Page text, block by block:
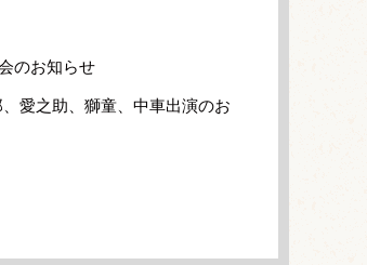
のお知らせ
愛之助、獅童、中車出演のお